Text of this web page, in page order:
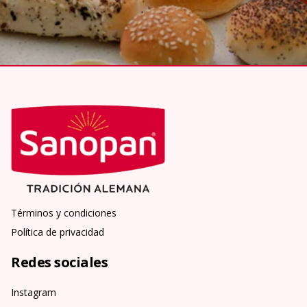
Términos y condiciones
Política de privacidad
Redes sociales
Instagram